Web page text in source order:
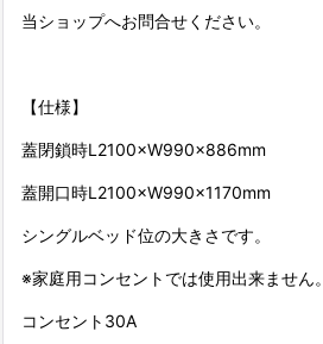
当ショップへお問合せください。
【仕様】
蓋閉鎖時L2100×W990×886mm
蓋開口時L2100×W990×1170mm
シングルベッド位の大きさです。
※家庭用コンセントでは使用出来ません。
コンセント30A